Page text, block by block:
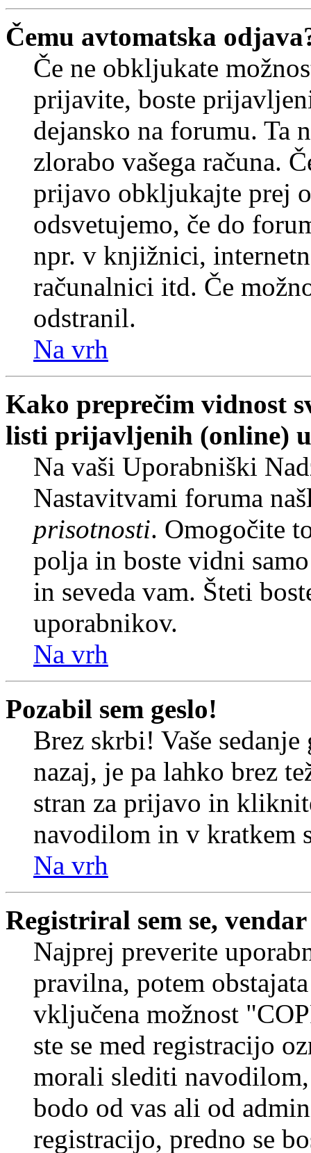
Čemu avtomatska
Če ne obkljukate
prijavite, boste
dejansko na forumu. Ta
zlorabo vašega računa.
prijavo obkljukajte prej
odsvetujemo, če do
npr. v knjižnici,
računalnici itd. Če
odstranil.
Na vrh
Kako preprečim vidnost
listi prijavljenih (online)
Na vaši Uporabniški
Nastavitvami foruma
prisotnosti. Omogočite
polja in boste vidni
in seveda vam. Šteti
uporabnikov.
Na vrh
Pozabil sem geslo!
Brez skrbi! Vaše
nazaj, je pa lahko brez
stran za prijavo in
navodilom in v kratkem
Na vrh
Registriral sem se,
Najprej preverite
pravilna, potem
vključena možnost
ste se med registracijo
morali slediti
bodo od vas ali od
registracijo, predno se